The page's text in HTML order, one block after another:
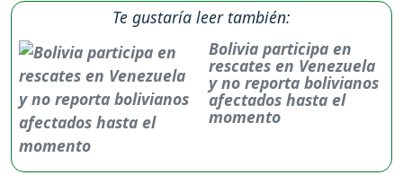
Te gustaría leer también:
Bolivia participa en
rescates en Venezuela
y no reporta bolivianos
afectados hasta el
momento